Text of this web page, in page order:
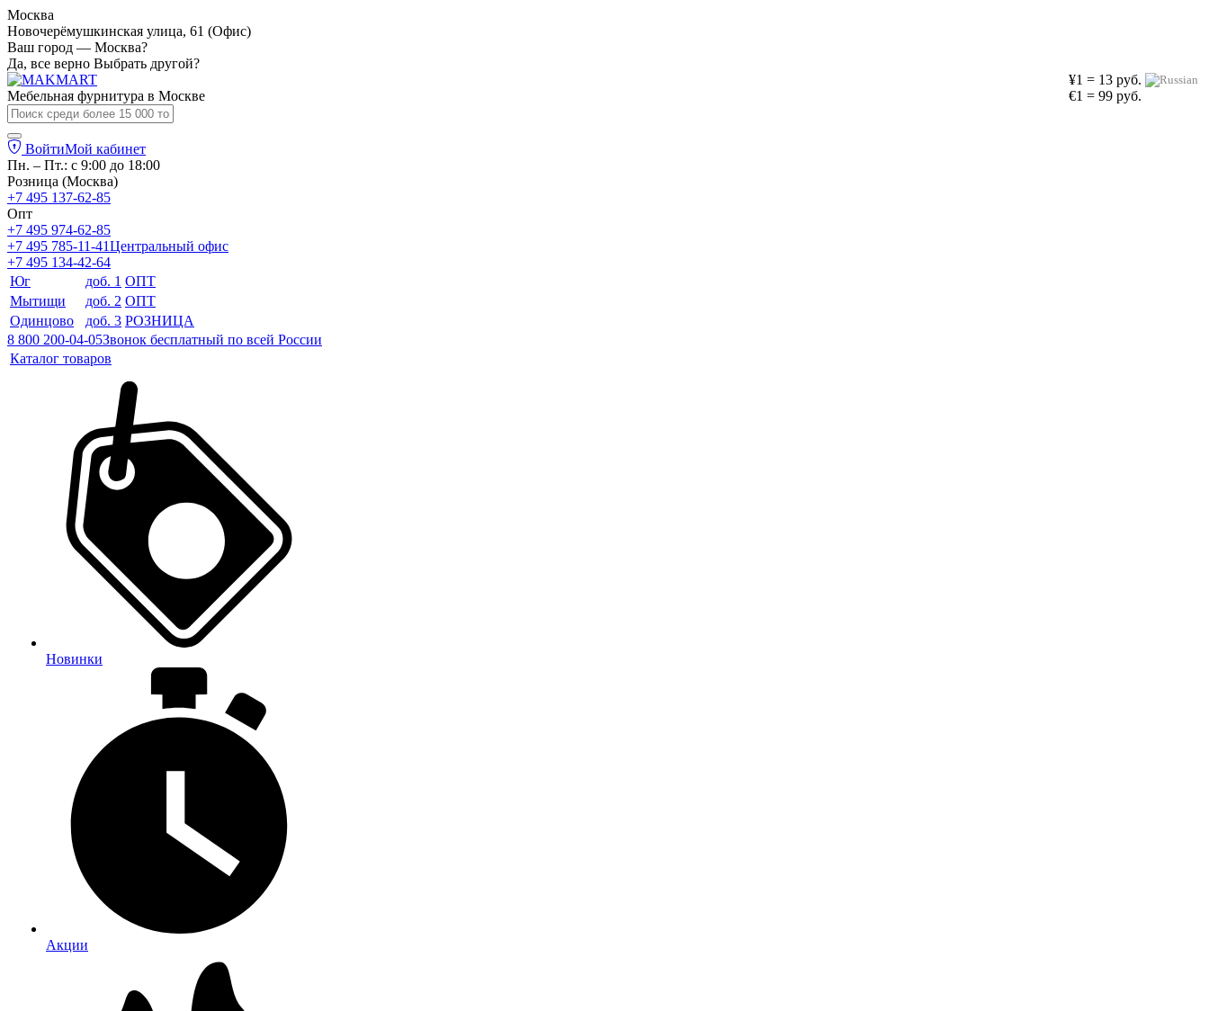
Москва
Новочерёмушкинская улица, 61 (Офис)
Ваш город — Москва?
Да, все верно Выбрать другой?
¥1 = 13 руб.
€1 = 99 руб.
Мебельная фурнитура в Москве
ВойтиМой кабинет
Пн. – Пт.: с 9:00 до 18:00
Розница (Москва)
+7 495 137-62-85
Опт
+7 495 974-62-85
+7 495 785-11-41Центральный офис
+7 495 134-42-64
Юг
доб. 1 ОПТ
Мытищи
доб. 2 ОПТ
Одинцово
доб. 3 РОЗНИЦА
8 800 200-04-05Звонок бесплатный по всей России
Каталог товаров
Новинки
Акции